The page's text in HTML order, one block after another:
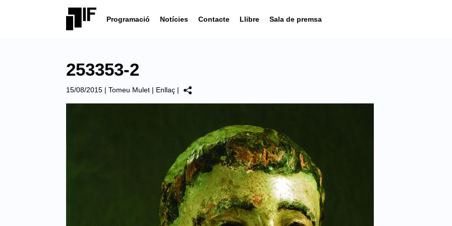
Programació Notícies Contacte Llibre Sala de premsa
253353-2
15/08/2015 | Tomeu Mulet | Enllaç |